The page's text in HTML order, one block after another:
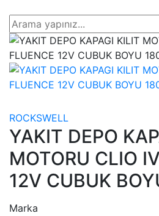
ROCKSWELL
YAKIT DEPO
MOTORU CLIO
12V CUBUK
Marka